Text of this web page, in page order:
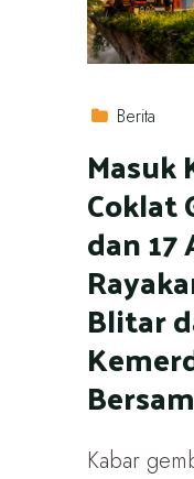
Berita
Masuk
Coklat
dan 17
Blitar
Kabar